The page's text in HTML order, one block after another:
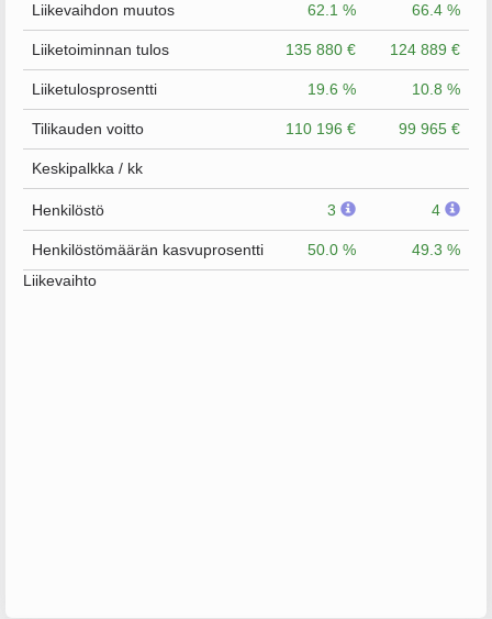
Liikevaihdon muutos 62.1 % 66.4 %
Liiketoiminnan tulos 135 880 € 124 889 €
Liiketulosprosentti 19.6 % 10.8 %
Tilikauden voitto 110 196 € 99 965 €
Keskipalkka / kk
Henkilöstö 3 4
Henkilöstömäärän kasvuprosentti 50.0 %
49.3 %
Liikevaihto